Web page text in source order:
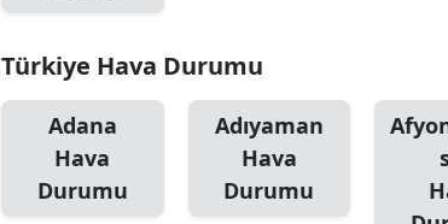
Türkiye Hava Durumu
Adana
Hava
Durumu
Adıyaman
Hava
Durumu